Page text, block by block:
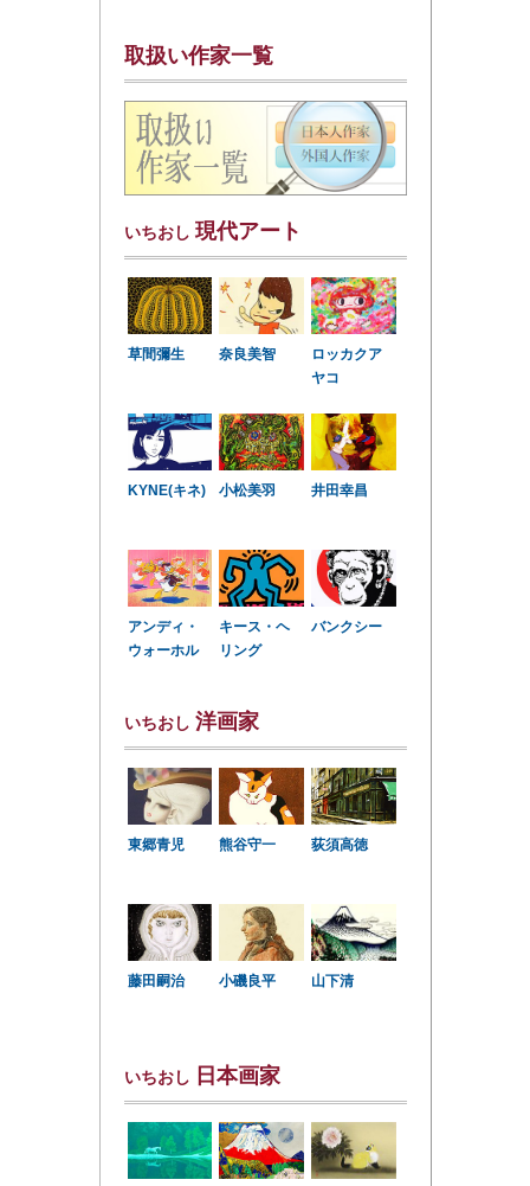
取扱い作家一覧
いちおし 現代アート
草間彌生 奈良美智
ロッカクア
ヤコ
KYNE(キネ) 小松美羽 井田幸昌
アンディ・
ウォーホル
キース・ヘ
リング
バンクシー
いちおし 洋画家
東郷青児 熊谷守一 荻須高徳
藤田嗣治 小磯良平 山下清
いちおし 日本画家